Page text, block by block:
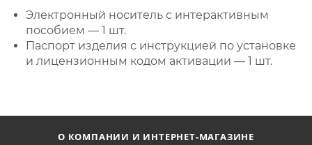
Электронный носитель с интерактивным
пособием — 1 шт.
Паспорт изделия с инструкцией по установке
и лицензионным кодом активации — 1 шт.
О КОМПАНИИ И ИНТЕРНЕТ-МАГАЗИНЕ